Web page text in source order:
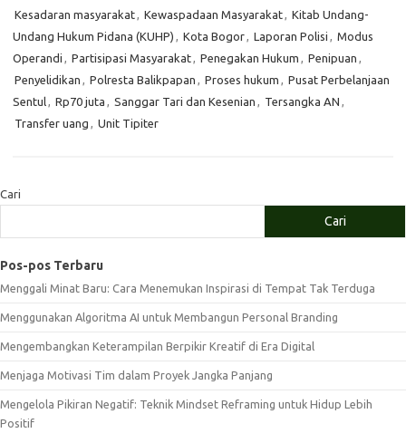
Kesadaran masyarakat, Kewaspadaan Masyarakat, Kitab Undang-
Undang Hukum Pidana (KUHP) , Kota Bogor, Laporan Polisi , Modus
Operandi , Partisipasi Masyarakat, Penegakan Hukum , Penipuan ,
Penyelidikan , Polresta Balikpapan , Proses hukum , Pusat Perbelanjaan
Sentul, Rp70 juta , Sanggar Tari dan Kesenian , Tersangka AN ,
Transfer uang , Unit Tipiter
Cari
Cari
Pos-pos Terbaru
Menggali Minat Baru: Cara Menemukan Inspirasi di Tempat Tak Terduga
Menggunakan Algoritma AI untuk Membangun Personal Branding
Mengembangkan Keterampilan Berpikir Kreatif di Era Digital
Menjaga Motivasi Tim dalam Proyek Jangka Panjang
Mengelola Pikiran Negatif: Teknik Mindset Reframing untuk Hidup Lebih
Positif